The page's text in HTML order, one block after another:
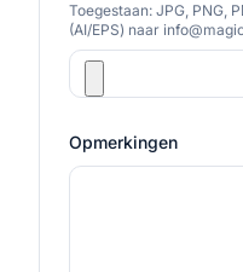
Toegestaan: JPG, PNG,
(AI/EPS) naar
Opmerkingen